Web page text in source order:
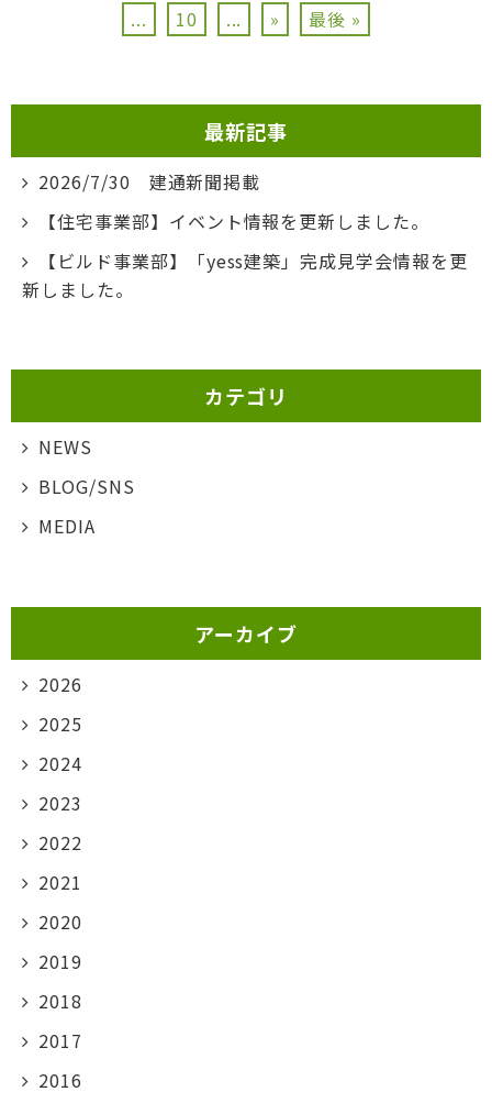
...
10 ... » 最後 »
最新記事
2026/7/30 建通新聞掲載
【住宅事業部】イベント情報を更新しました。
【ビルド事業部】「yess建築」完成見学会情報を更
新しました。
カテゴリ
NEWS
BLOG/SNS
MEDIA
アーカイブ
2026
2025
2024
2023
2022
2021
2020
2019
2018
2017
2016